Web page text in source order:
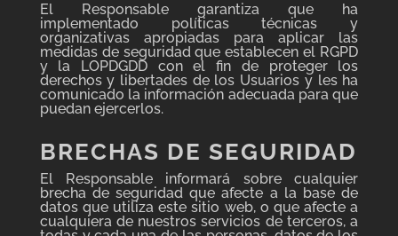
El Responsable garantiza que ha
implementado políticas técnicas y
organizativas apropiadas para aplicar las
medidas de seguridad que establecen el RGPD
y la LOPDGDD con el fin de proteger los
derechos y libertades de los Usuarios y les ha
comunicado la información adecuada para que
puedan ejercerlos.
BRECHAS DE SEGURIDAD
El Responsable informará sobre cualquier
brecha de seguridad que afecte a la base de
datos que utiliza este sitio web, o que afecte a
cualquiera de nuestros servicios de terceros, a